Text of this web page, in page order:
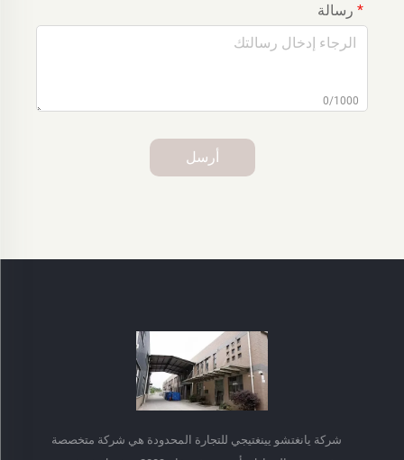
رسالة
0/1000
أرسل
شركة يانغتشو يينغتيجي للتجارة المحدودة هي شركة متخصصة